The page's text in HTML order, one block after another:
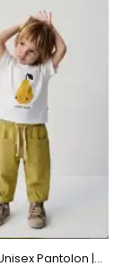
Pike Bebek Unisex Pantolon |Zkids